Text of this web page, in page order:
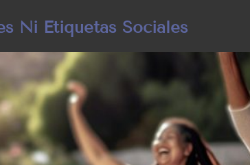
Ni Etiquetas Sociales